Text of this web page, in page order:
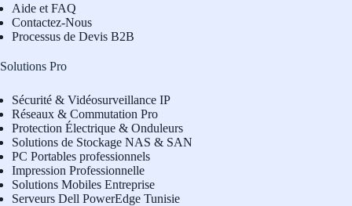
Aide et FAQ
Contactez-Nous
Processus de Devis B2B
Solutions Pro
Sécurité & Vidéosurveillance IP
Réseaux & Commutation Pro
Protection Électrique & Onduleurs
Solutions de Stockage NAS & SAN
PC Portables professionnels
Impression Professionnelle
Solutions Mobiles Entreprise
Serveurs Dell PowerEdge Tunisie